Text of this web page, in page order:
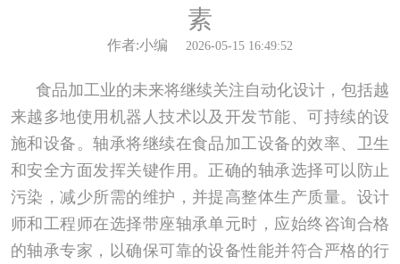
素
作者:小编 2026-05-15 16:49:52
食品加工业的未来将继续关注自动化设计，包括越
来越多地使用机器人技术以及开发节能、可持续的设
施和设备。轴承将继续在食品加工设备的效率、卫生
和安全方面发挥关键作用。正确的轴承选择可以防止
污染，减少所需的维护，并提高整体生产质量。设计
师和工程师在选择带座轴承单元时，应始终咨询合格
的轴承专家，以确保可靠的设备性能并符合严格的行